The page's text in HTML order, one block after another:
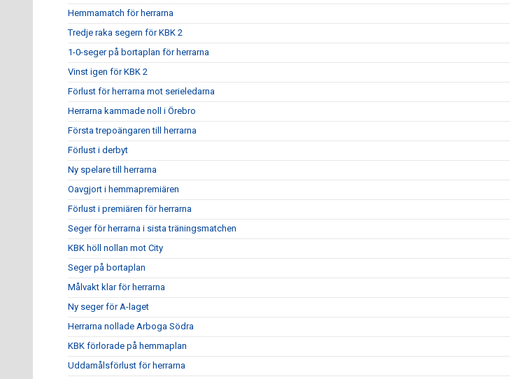
Hemmamatch för herrarna
Tredje raka segern för KBK 2
1-0-seger på bortaplan för herrarna
Vinst igen för KBK 2
Förlust för herrarna mot serieledarna
Herrarna kammade noll i Örebro
Första trepoängaren till herrarna
Förlust i derbyt
Ny spelare till herrarna
Oavgjort i hemmapremiären
Förlust i premiären för herrarna
Seger för herrarna i sista träningsmatchen
KBK höll nollan mot City
Seger på bortaplan
Målvakt klar för herrarna
Ny seger för A-laget
Herrarna nollade Arboga Södra
KBK förlorade på hemmaplan
Uddamålsförlust för herrarna